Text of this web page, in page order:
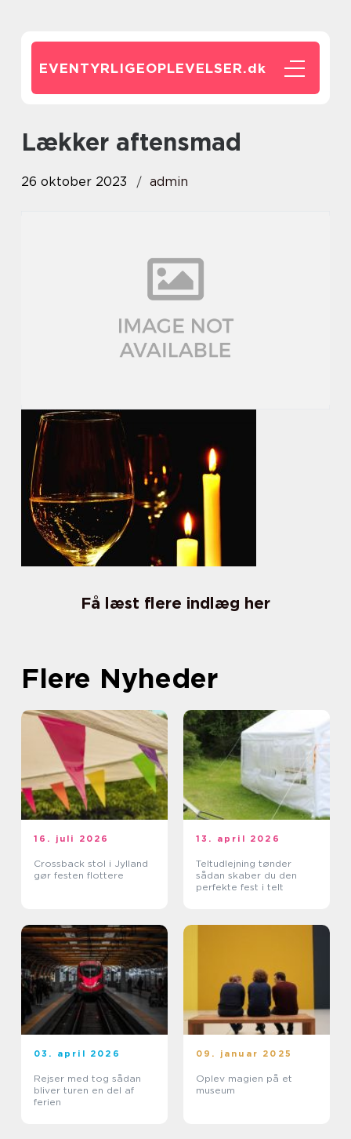
EVENTYRLIGEOPLEVELSER.dk
lækker aftensmad
26 oktober 2023 admin
Få læst flere indlæg her
Flere Nyheder
16. juli 2026
Crossback stol i Jylland
gør festen flottere
13. april 2026
Teltudlejning tønder
sådan skaber du den
perfekte fest i telt
03. april 2026
Rejser med tog sådan
bliver turen en del af
ferien
09. januar 2025
Oplev magien på et
museum